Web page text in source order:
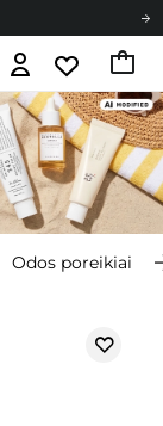
Odos poreikiai